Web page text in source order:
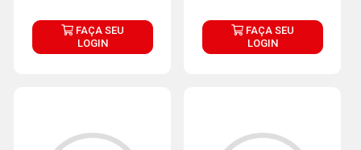
FAÇA SEU
LOGIN
FAÇA SEU
LOGIN